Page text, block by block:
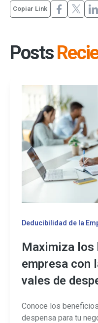
Copiar Link
Posts
Deducibilidad de la
Maximiza los
empresa con
vales de
Conoce los
despensa para tu